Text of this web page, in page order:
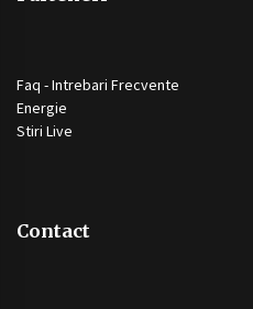
Faq - Intrebari Frecvente
Energie
Stiri Live
Contact